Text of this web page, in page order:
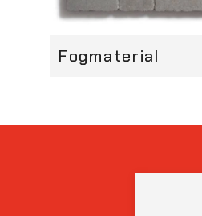
Fogmaterial